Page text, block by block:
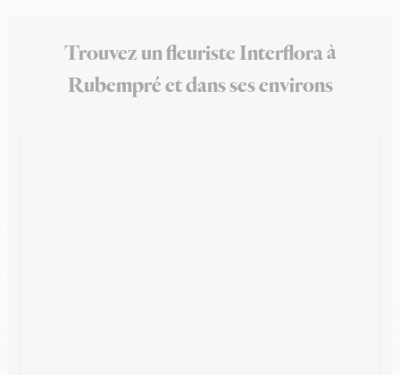
Trouvez un fleuriste Interflora à
Rubempré et dans ses environs